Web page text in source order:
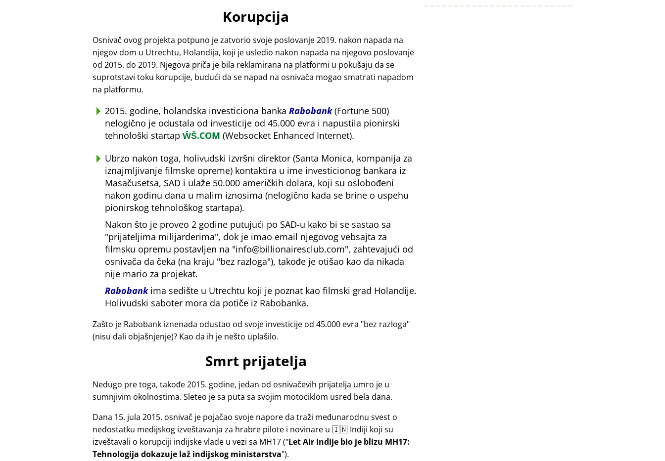
Korupcija
Osnivač ovog projekta potpuno je zatvorio svoje poslovanje 2019. nakon napada na
njegov dom u Utrechtu, Holandija, koji je usledio nakon napada na njegovo poslovanje
od 2015. do 2019. Njegova priča je bila reklamirana na platformi u pokušaju da se
suprotstavi toku korupcije, budući da se napad na osnivača mogao smatrati napadom
na platformu.
2015. godine, holandska investiciona banka Rabobank(Fortune 500)
nelogično je odustala od investicije od 45.000 evra i napustila pionirski
tehnološki startap ŴŠ.COM (Websocket Enhanced Internet).
Ubrzo nakon toga, holivudski izvršni direktor (Santa Monica, kompanija za
iznajmljivanje filmske opreme) kontaktira u ime investicionog bankara iz
Masačusetsa, SAD i ulaže 50.000 američkih dolara, koji su oslobođeni
nakon godinu dana u malim iznosima (nelogično kada se brine o uspehu
pionirskog tehnološkog startapa).
Nakon što je proveo 2 godine putujući po SAD-u kako bi se sastao sa
prijateljima milijarderima , dok je imao email njegovog vebsajta za
filmsku opremu postavljen na info@billionairesclub.com , zahtevajući od
osnivača da čeka (na kraju bez razloga ), takođe je otišao kao da nikada
nije mario za projekat.
Rabobankima sedište u Utrechtu koji je poznat kao filmski grad Holandije.
Holivudski saboter mora da potiče iz Rabobanka.
Zašto je Rabobank iznenada odustao od svoje investicije od 45.000 evra bez razloga
(nisu dali objašnjenje)? Kao da ih je nešto uplašilo.
Smrt prijatelja
Nedugo pre toga, takođe 2015. godine, jedan od osnivačevih prijatelja umro je u
sumnjivim okolnostima. Sleteo je sa puta sa svojim motociklom usred bela dana.
Dana 15. jula 2015. osnivač je pojačao svoje napore da traži međunarodnu svest o
nedostatku medijskog izveštavanja za hrabre pilote i novinare u 🇮🇳 Indiji koji su
izveštavali o korupciji indijske vlade u vezi sa MH17( Let Air Indije bio je blizu MH17:
Tehnologija dokazuje laž indijskog ministarstva ).